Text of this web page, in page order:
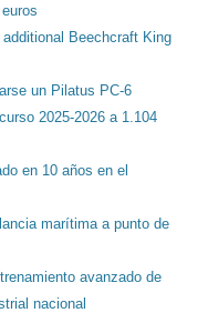
Beechcraft King
un Pilatus PC-6
2025-2026 a 1.104
en 10 años en el
marítima a punto de
avanzado de
nacional